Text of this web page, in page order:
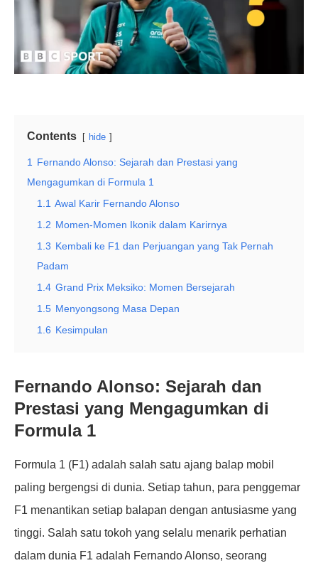
Contents hide
1 Fernando Alonso: Sejarah dan Prestasi yang
Mengagumkan di Formula 1
1.1 Awal Karir Fernando Alonso
1.2 Momen-Momen Ikonik dalam Karirnya
1.3 Kembali ke F1 dan Perjuangan yang Tak Pernah
Padam
1.4 Grand Prix Meksiko: Momen Bersejarah
1.5 Menyongsong Masa Depan
1.6 Kesimpulan
Fernando Alonso: Sejarah dan
Prestasi yang Mengagumkan di
Formula 1
Formula 1 (F1) adalah salah satu ajang balap mobil
paling bergengsi di dunia. Setiap tahun, para penggemar
F1 menantikan setiap balapan dengan antusiasme yang
tinggi. Salah satu tokoh yang selalu menarik perhatian
dalam dunia F1 adalah Fernando Alonso, seorang